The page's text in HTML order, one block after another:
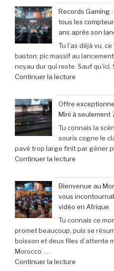
sur
les
films
parodiés
de
Get
Out
aventuriers
du
jeu
mobile
adoptent
la
Retroid
:
succès
phénoménal
grâce
à
une
Records Gaming
tous les
ans après son
Tu l’as déjà vu,
baston: pic massif au
noyau dur qui reste. Sauf
Continuer la lecture
Gaming
:
‘Street
Fighter
6’
explose
compteurs
de
joueurs
connectés,
trois
ans
après
Offre
Mini à seulement
Tu connais la
souris cogne le
pavé trop large finit par gêner
Continuer la lecture
:
Le
clavier
Corsair
K70
Pro
Bienvenue au
vous
vidéo en Afrique
Tu connais ce
promet beaucoup, puis se
boisson et deux files d’attente
Morocco …
Continuer la lecture